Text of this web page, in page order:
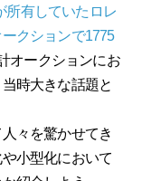
所有していたロレ
クションで1775
オークションにお
時大きな話題と
々を驚かせてき
小型化において